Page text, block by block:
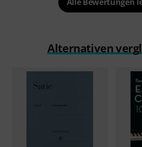
Alternativen